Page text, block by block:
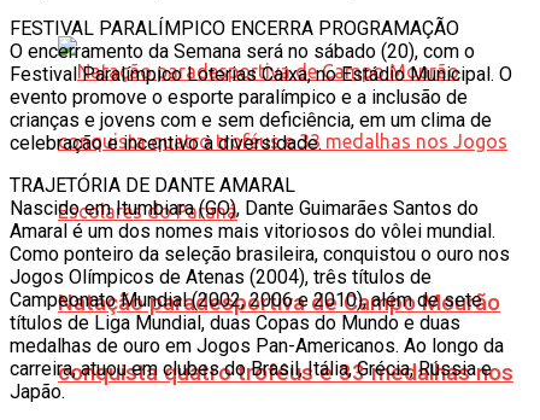
Natação paradesportiva de Campo Mourão
conquista quatro troféus e 33 medalhas nos
FESTIVAL PARALÍMPICO ENCERRA PROGRAMAÇÃO
O encerramento da Semana será no sábado (20), com o
Festival Paralímpico Loterias Caixa, no Estádio Municipal. O
evento promove o esporte paralímpico e a inclusão de
crianças e jovens com e sem deficiência, em um clima de
celebração e incentivo à diversidade.
TRAJETÓRIA DE DANTE AMARAL
Nascido em Itumbiara (GO), Dante Guimarães Santos do
Amaral é um dos nomes mais vitoriosos do vôlei mundial.
Como ponteiro da seleção brasileira, conquistou o ouro nos
Jogos Olímpicos de Atenas (2004), três títulos de
Campeonato Mundial (2002, 2006 e 2010), além de sete
títulos de Liga Mundial, duas Copas do Mundo e duas
medalhas de ouro em Jogos Pan-Americanos. Ao longo da
carreira, atuou em clubes do Brasil, Itália, Grécia, Rússia e
Japão.